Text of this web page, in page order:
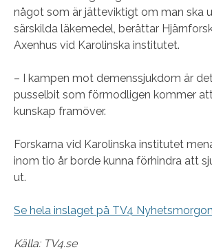
något som är jätteviktigt om man ska
särskilda läkemedel, berättar
Axenhus vid Karolinska institutet.
– I kampen mot demenssjukdom är
pusselbit som förmodligen kommer
kunskap framöver.
Forskarna vid Karolinska institutet
inom tio år borde kunna förhindra att
ut.
Se hela inslaget på TV4 Nyhetsmorgon
Källa: TV4.se